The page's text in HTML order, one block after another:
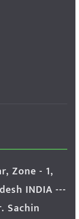
Zone - 1,
INDIA ---
Sachin